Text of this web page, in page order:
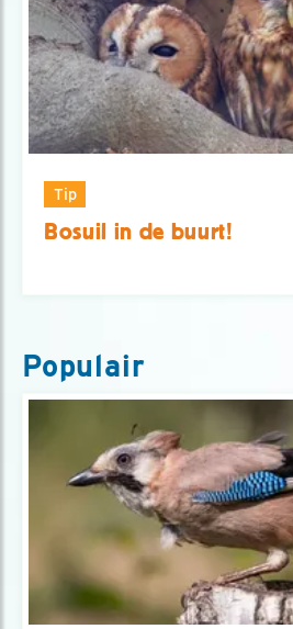
Tip
Bosuil in de buurt!
Populair